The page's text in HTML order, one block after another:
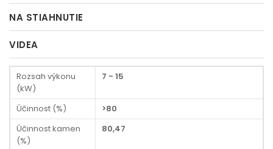
NA STIAHNUTIE
VIDEA
Rozsah výkonu
(kW)
7 - 15
Účinnost (%)
>80
Účinnost kamen
(%)
80,47